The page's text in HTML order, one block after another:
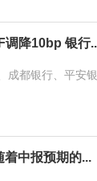
调降10bp 银行
成都银行、平安
着中报预期的...